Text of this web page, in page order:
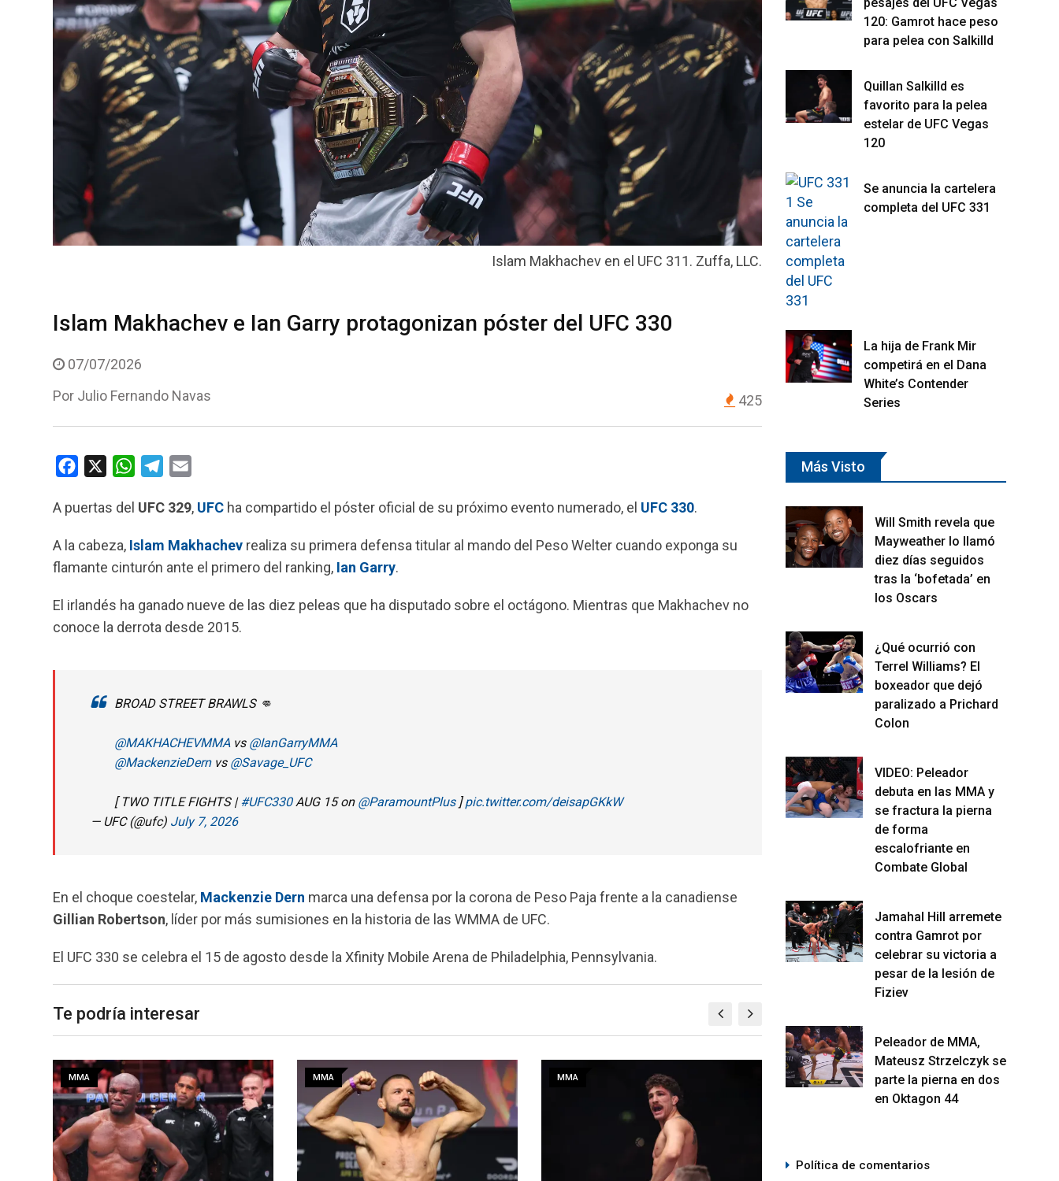
Islam Makhachev en el UFC 311. Zuffa, LLC.
Islam Makhachev e Ian Garry protagonizan póster del UFC 330
07/07/2026
Por Julio Fernando Navas 425
c
b
o
W
a
s
A
l
g
m
a
l
A puertas del UFC 329, UFC ha compartido el póster oficial de su próximo evento numerado, el UFC 330.
A la cabeza, Islam Makhachev realiza su primera defensa titular al mando del Peso Welter cuando exponga su
flamante cinturón ante el primero del ranking, Ian Garry.
El irlandés ha ganado nueve de las diez peleas que ha disputado sobre el octágono. Mientras que Makhachev no
conoce la derrota desde 2015.
BROAD STREET BRAWLS 👊
@MAKHACHEVMMAvs @IanGarryMMA
@MackenzieDernvs @Savage_UFC
[ TWO TITLE FIGHTS |#UFC330AUG 15 on @ParamountPlus]pic.twitter.com/deisapGKkW
— UFC (@ufc) July 7, 2026
En el choque coestelar, Mackenzie Dern marca una defensa por la corona de Peso Paja frente a la canadiense
Gillian Robertson, líder por más sumisiones en la historia de las WMMA de UFC.
El UFC 330 se celebra el 15 de agosto desde la Xfinity Mobile Arena de Philadelphia, Pennsylvania.
Te podría interesar
MMA MMA MMA MMA
120: Gamrot hace peso
para pelea con Salkilld
Quillan Salkilld es
favorito para la pelea
estelar de UFC Vegas
120
Se anuncia la cartelera
completa del UFC 331
La hija de Frank Mir
competirá en el Dana
White’s Contender
Series
Más Visto
Will Smith revela que
Mayweather lo llamó
diez días seguidos
tras la ‘bofetada’ en
los Oscars
¿Qué ocurrió con
Terrel Williams? El
boxeador que dejó
paralizado a Prichard
Colon
VIDEO: Peleador
debuta en las MMA y
se fractura la pierna
de forma
escalofriante en
Combate Global
Jamahal Hill arremete
contra Gamrot por
celebrar su victoria a
pesar de la lesión de
Fiziev
Peleador de MMA,
Mateusz Strzelczyk se
parte la pierna en dos
en Oktagon 44
Política de comentarios